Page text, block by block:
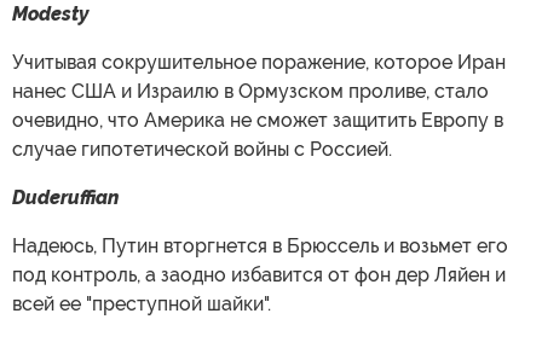
Modesty
Учитывая сокрушительное поражение, которое Иран
нанес США и Израилю в Ормузском проливе, стало
очевидно, что Америка не сможет защитить Европу в
случае гипотетической войны с Россией.
Duderuffian
Надеюсь, Путин вторгнется в Брюссель и возьмет его
под контроль, а заодно избавится от фон дер Ляйен и
всей ее "преступной шайки".